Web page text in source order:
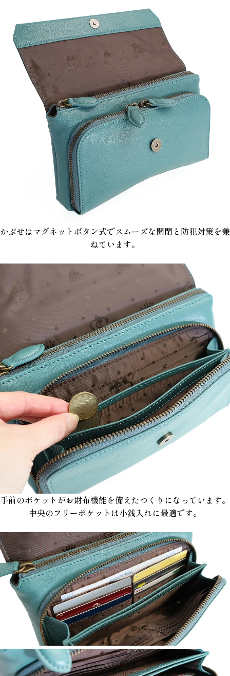
かぶせはマグネットボタン式でスムーズな開閉と防犯対策を兼
ねています。
手前のポケットがお財布機能を備えたつくりになっています。
中央のフリーポケットは小銭入れに最適です。